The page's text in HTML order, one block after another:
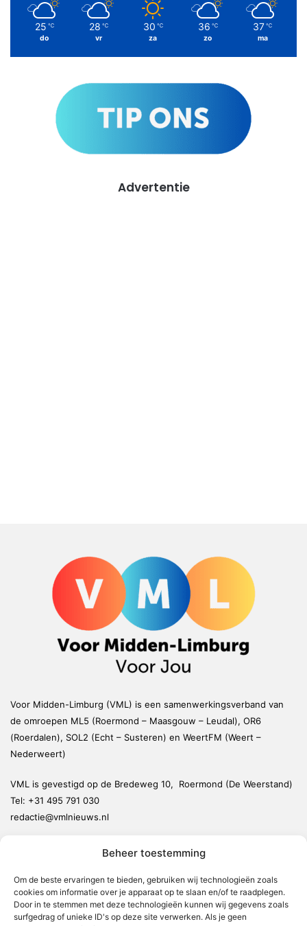
Beheer toestemming
Om de beste ervaringen te bieden, gebruiken wij technologieën zoals
cookies om informatie over je apparaat op te slaan en/of te raadplegen.
Door in te stemmen met deze technologieën kunnen wij gegevens zoals
surfgedrag of unieke ID's op deze site verwerken. Als je geen
25 ℃
do
28 ℃
vr
30 ℃
za
36 ℃
zo
37 ℃
ma
Advertentie
Voor Midden-Limburg (VML) is een samenwerkingsverband van
de omroepen ML5 (Roermond – Maasgouw – Leudal), OR6
(Roerdalen), SOL2 (Echt – Susteren) en WeertFM (Weert –
Nederweert)
VML is gevestigd op de Bredeweg 10, Roermond (De Weerstand)
Tel: +31 495 791 030
redactie@vmlnieuws.nl
Leudal
Maasgouw